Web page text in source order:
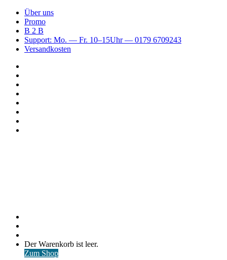
Über uns
Promo
B 2 B
Support: Mo. — Fr. 10–15Uhr — 0179 6709243
Versandkosten
Warenkorb
ansehen
Der Warenkorb ist leer.
Zum Shop